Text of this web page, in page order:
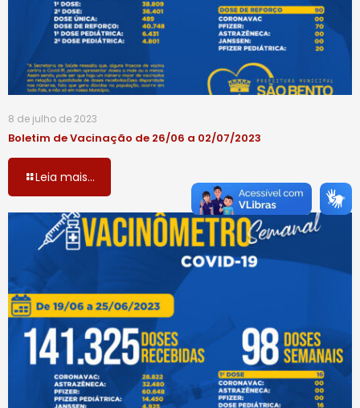
8 de julho de 2023
Boletim de Vacinação de 26/06 a 02/07/2023
Leia mais...